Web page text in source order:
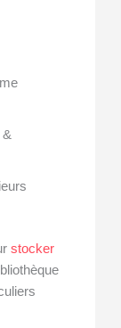
stocker